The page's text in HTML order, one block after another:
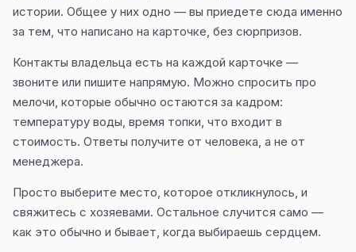
истории. Общее у них одно — вы приедете сюда именно
за тем, что написано на карточке, без сюрпризов.
Контакты владельца есть на каждой карточке —
звоните или пишите напрямую. Можно спросить про
мелочи, которые обычно остаются за кадром:
температуру воды, время топки, что входит в
стоимость. Ответы получите от человека, а не от
менеджера.
Просто выберите место, которое откликнулось, и
свяжитесь с хозяевами. Остальное случится само —
как это обычно и бывает, когда выбираешь сердцем.